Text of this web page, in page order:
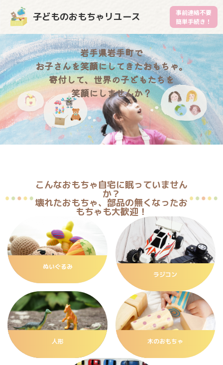
子どものおもちゃリユース
事前連絡不要
簡単手続き！
岩手県岩手町で
お子さんを笑顔にしてきたおもちゃ。
寄付して、世界の子どもたちを
笑顔にしませんか？
こんなおもちゃ自宅に眠っていません
か？
壊れたおもちゃ、部品の無くなったお
もちゃも大歓迎！
ぬいぐるみ
ラジコン
人形 木のおもちゃ